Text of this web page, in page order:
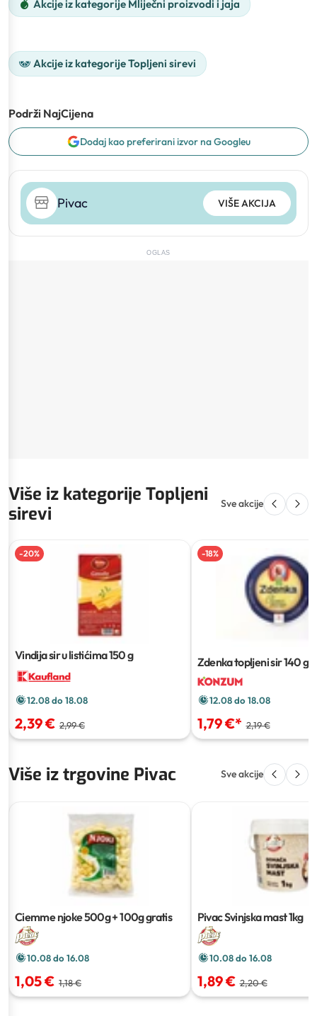
Akcije iz kategorije Mliječni proizvodi i jaja
Akcije iz kategorije Topljeni sirevi
Podrži NajCijena
Dodaj kao preferirani izvor na Googleu
Pivac VIŠE AKCIJA
OGLAS
Više iz kategorije Topljeni
sirevi
Sve akcije
-20%
Vindija sir u listićima150 g
12.08 do 18.08
2,39 € 2,99 €
-18%
Zdenka topljeni sir140 g
12.08 do 18.08
1,79 €* 2,19 €
Više iz trgovine Pivac Sve akcije
Ciemme njoke500g + 100g gratis
10.08 do 16.08
1,05 € 1,18 €
Pivac Svinjska mast1kg
10.08 do 16.08
1,89 € 2,20 €